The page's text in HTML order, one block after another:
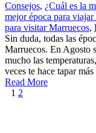
Consejos, ¿Cuál es la
mejor época para
para visitar Marruecos,
Sin duda, todas las
Marruecos. En Agosto
mucho las
veces te hace tapar
Read More
1 2